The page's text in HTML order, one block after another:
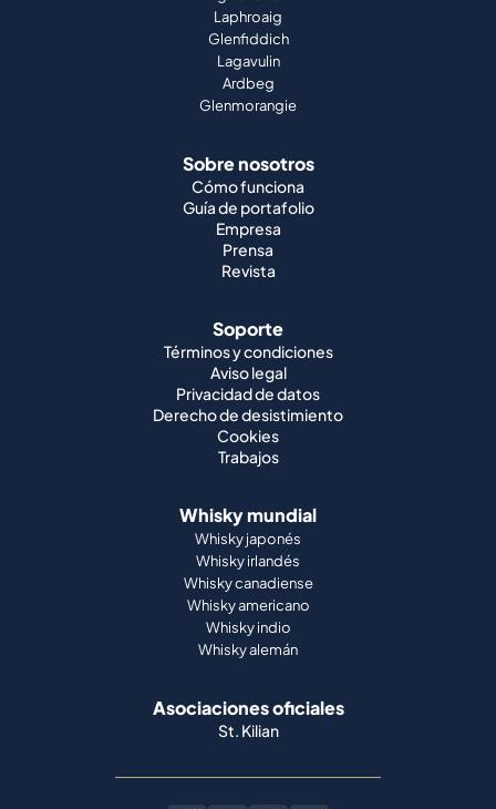
Laphroaig
Glenfiddich
Lagavulin
Ardbeg
Glenmorangie
Sobre nosotros
Cómo funciona
Guía de portafolio
Empresa
Prensa
Revista
Soporte
Términos y condiciones
Aviso legal
Privacidad de datos
Derecho de desistimiento
Cookies
Trabajos
Whisky mundial
Whisky japonés
Whisky irlandés
Whisky canadiense
Whisky americano
Whisky indio
Whisky alemán
Asociaciones oficiales
St. Kilian